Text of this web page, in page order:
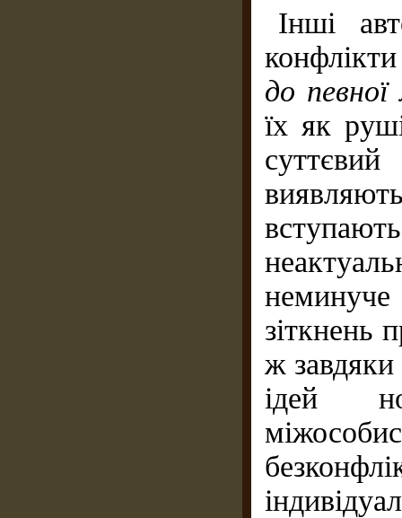
Інші
до
їх як
неминуче
зіткнень
ж завдяки
ідей